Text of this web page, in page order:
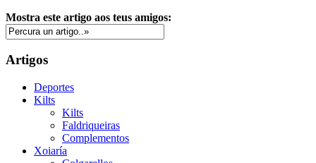
Mostra este artigo aos teus amigos:
Artigos
Deportes
Kilts
Kilts
Faldriqueiras
Complementos
Xoiaría